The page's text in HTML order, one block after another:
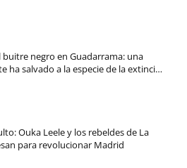
buitre negro en Guadarrama: una
ha salvado a la especie de la extinci…
Ouka Leele y los rebeldes de La
para revolucionar Madrid